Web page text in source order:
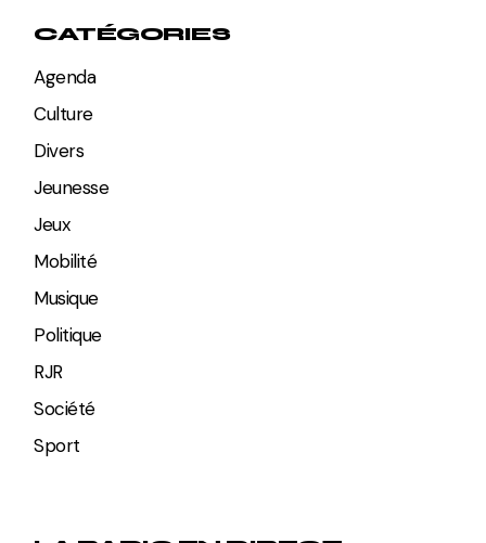
CATÉGORIES
Agenda
Culture
Divers
Jeunesse
Jeux
Mobilité
Musique
Politique
RJR
Société
Sport